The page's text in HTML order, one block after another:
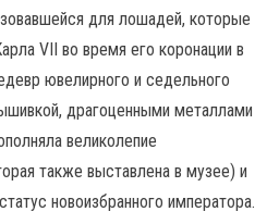
для лошадей, которые
VII во время его коронации в
ювелирного и седельного
драгоценными металлами
великолепие
также выставлена в музее) и
новоизбранного императора.